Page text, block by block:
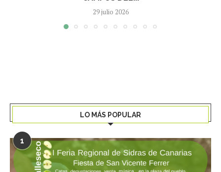
29 julio 2026
LO MÁS POPULAR
1